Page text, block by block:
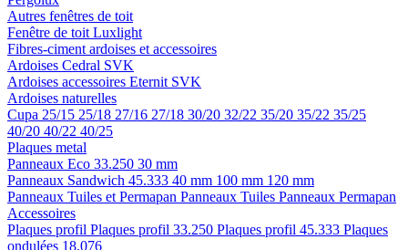
Autres fenêtres de toit
Fenêtre de toit Luxlight
Fibres-ciment ardoises et accessoires
Ardoises Cedral SVK
Ardoises accessoires Eternit SVK
Ardoises naturelles
Cupa 25/15 25/18 27/16 27/18 30/20 32/22 35/20 35/22 35/25
40/20 40/22 40/25
Plaques metal
Panneaux Eco 33.250 30 mm
Panneaux Sandwich 45.333 40 mm 100 mm 120 mm
Panneaux Tuiles et Permapan Panneaux Tuiles Panneaux Permapan
Accessoires
Plaques profil Plaques profil 33.250 Plaques profil 45.333 Plaques
ondulées 18.076